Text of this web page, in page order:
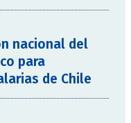
nacional del
para
de Chile